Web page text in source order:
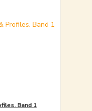
Band 1